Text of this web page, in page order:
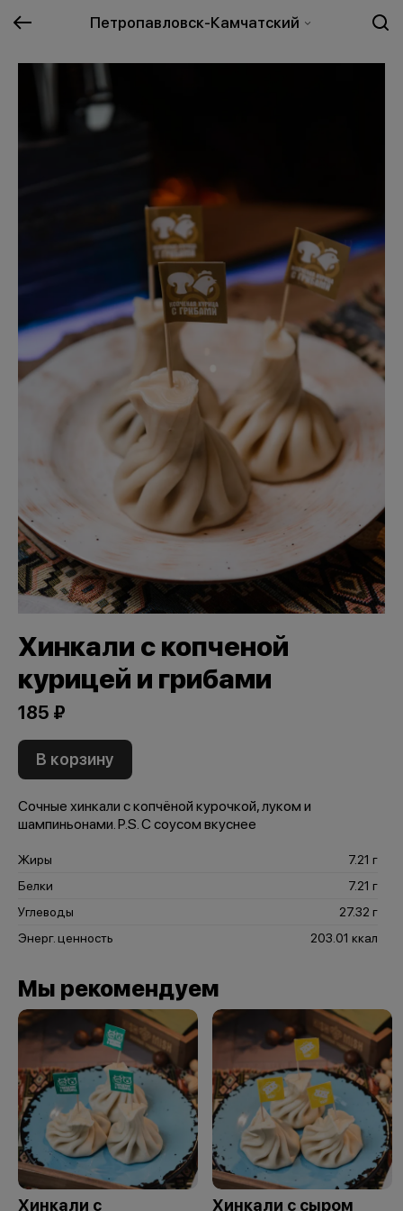
Петропавловск-Камчатский
Хинкали с копченой
курицей и грибами
185 ₽
В корзину
Сочные хинкали с копчёной курочкой, луком и
шампиньонами. P.S. С соусом вкуснее
Жиры
7.21 г
Белки
7.21 г
Углеводы
27.32 г
Энерг. ценность
203.01 ккал
Мы рекомендуем
Хинкали с
Хинкали с сыром